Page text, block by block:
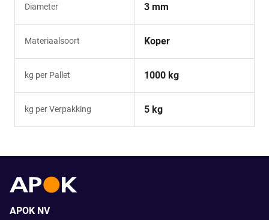
Diameter 3 mm
Materiaalsoort Koper
kg per Pallet 1000 kg
kg per Verpakking 5 kg
APOK NV